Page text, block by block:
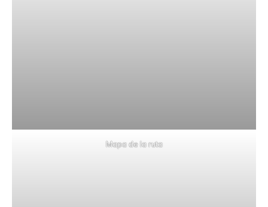
Mapa de la ruta